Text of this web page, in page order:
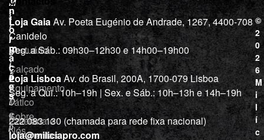
M
i
l
í
c
i
a
“
D
e
p
o
j
a
Vestuário
Calçado
Equipamento
Tático
Cutelaria e
ferramentas
n
f
o
r
m
a
ç
õ
e
s
Sobre
Nós
Loja GaiaAv. Poeta Eugénio de Andrade, 1267, 4400-708
Canidelo
Seg. a Sáb.: 09h30–12h30 e 14h00–19h00
Loja LisboaAv. do Brasil, 200A, 1700-079 Lisboa
Seg. a Qui.: 10h–19h | Sex. e Sáb.: 10h–13h e 14h–19h
222 083 130 (chamada para rede fixa nacional)
loja@miliciapro.com
©
2
0
2
6
M
i
l
í
c